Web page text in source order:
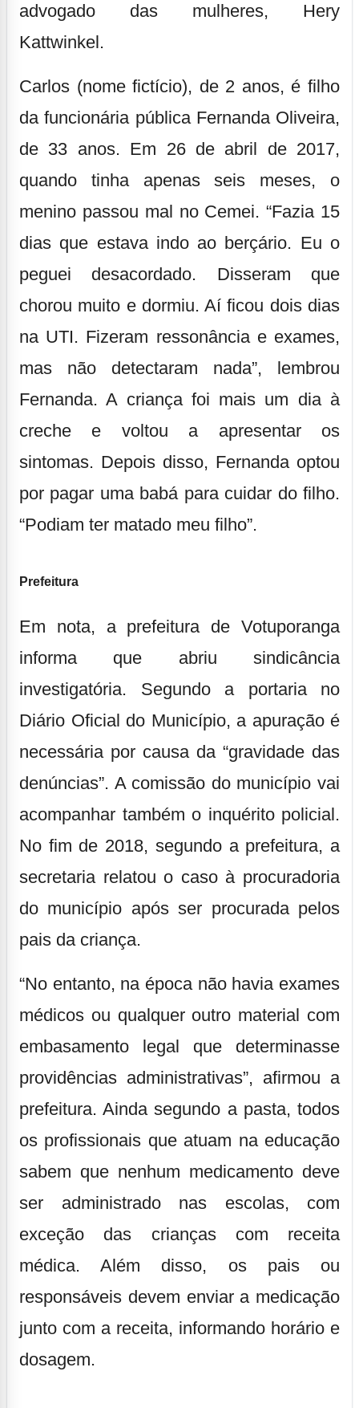
advogado das mulheres, Hery
Kattwinkel.
Carlos (nome fictício), de 2 anos, é filho
da funcionária pública Fernanda Oliveira,
de 33 anos. Em 26 de abril de 2017,
quando tinha apenas seis meses, o
menino passou mal no Cemei. “Fazia 15
dias que estava indo ao berçário. Eu o
peguei desacordado. Disseram que
chorou muito e dormiu. Aí ficou dois dias
na UTI. Fizeram ressonância e exames,
mas não detectaram nada”, lembrou
Fernanda. A criança foi mais um dia à
creche e voltou a apresentar os
sintomas. Depois disso, Fernanda optou
por pagar uma babá para cuidar do filho.
“Podiam ter matado meu filho”.
Prefeitura
Em nota, a prefeitura de Votuporanga
informa que abriu sindicância
investigatória. Segundo a portaria no
Diário Oficial do Município, a apuração é
necessária por causa da “gravidade das
denúncias”. A comissão do município vai
acompanhar também o inquérito policial.
No fim de 2018, segundo a prefeitura, a
secretaria relatou o caso à procuradoria
do município após ser procurada pelos
pais da criança.
“No entanto, na época não havia exames
médicos ou qualquer outro material com
embasamento legal que determinasse
providências administrativas”, afirmou a
prefeitura. Ainda segundo a pasta, todos
os profissionais que atuam na educação
sabem que nenhum medicamento deve
ser administrado nas escolas, com
exceção das crianças com receita
médica. Além disso, os pais ou
responsáveis devem enviar a medicação
junto com a receita, informando horário e
dosagem.